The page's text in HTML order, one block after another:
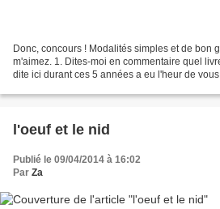
Donc, concours ! Modalités simples et de bon
m'aimez. 1. Dites-moi en commentaire quel
dite ici durant ces 5 années a eu l'heur de
l'oeuf et le nid
Publié le 09/04/2014 à 16:02
Par Za